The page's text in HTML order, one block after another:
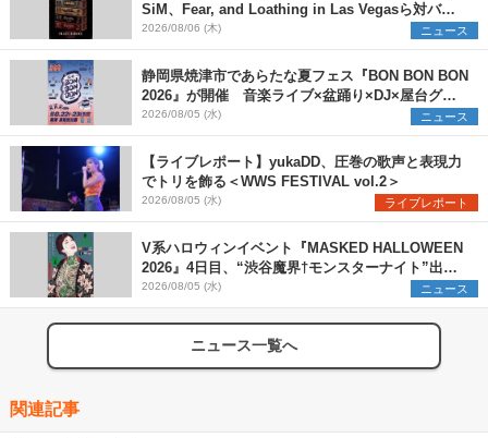
SiM、Fear, and Loathing in Las Vegasら対バン
アーティストを一斉解禁
2026/08/06 (木) ニュース
静岡県焼津市であらたな夏フェス『BON BON BON
2026』が開催 音楽ライブ×盆踊り×DJ×屋台グル
メ×ランタンナイトで彩る2日間
2026/08/05 (水) ニュース
【ライブレポート】yukaDD、圧巻の歌声と表現力
でトリを飾る＜WWS FESTIVAL vol.2＞
2026/08/05 (水) ライブレポート
V系ハロウィンイベント『MASKED HALLOWEEN
2026』4日目、“渋谷魔界†モンスターナイト”出演6
組を発表
2026/08/05 (水) ニュース
ニュース一覧へ
関連記事